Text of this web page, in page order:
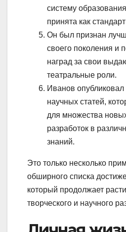
систему
принята как
Он был признан
своего поколения и
наград за свои
театральные роли.
Иванов
научных статей,
для множества
разработок в
знаний.
Это только несколько
обширного списка
который продолжает
творческого и научного